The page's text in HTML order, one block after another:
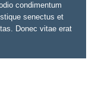
condimentum
senectus et
Donec vitae erat